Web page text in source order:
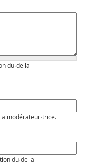
du·de la
modérateur·trice.
du·de la